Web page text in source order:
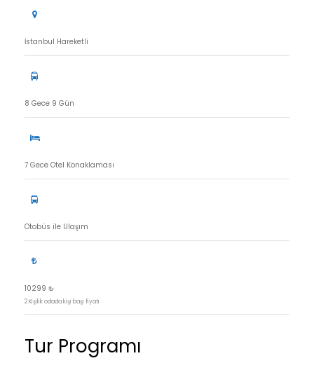
İstanbul Hareketli
8 Gece 9 Gün
7 Gece Otel Konaklaması
Otobüs ile Ulaşım
10299 ₺
2 Kişilik odada kişi başı fiyatı
Tur Programı